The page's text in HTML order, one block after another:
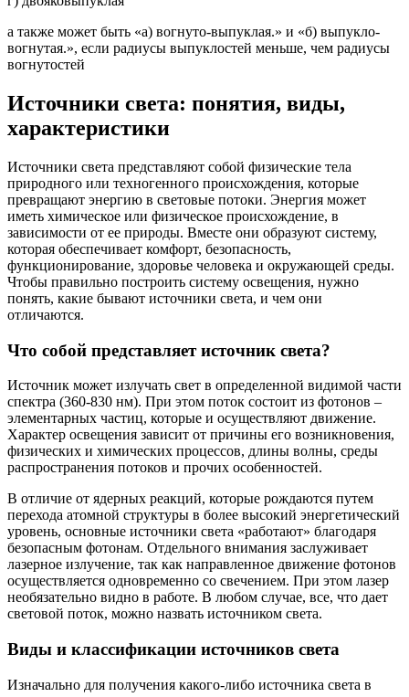
а также может быть «а) вогнуто-выпуклая.» и «б) выпукло-
вогнутая.», если радиусы выпуклостей меньше, чем радиусы
вогнутостей
Источники света: понятия, виды,
характеристики
Источники света представляют собой физические тела
природного или техногенного происхождения, которые
превращают энергию в световые потоки. Энергия может
иметь химическое или физическое происхождение, в
зависимости от ее природы. Вместе они образуют систему,
которая обеспечивает комфорт, безопасность,
функционирование, здоровье человека и окружающей среды.
Чтобы правильно построить систему освещения, нужно
понять, какие бывают источники света, и чем они
отличаются.
Что собой представляет источник света?
Источник может излучать свет в определенной видимой части
спектра (360-830 нм). При этом поток состоит из фотонов –
элементарных частиц, которые и осуществляют движение.
Характер освещения зависит от причины его возникновения,
физических и химических процессов, длины волны, среды
распространения потоков и прочих особенностей.
В отличие от ядерных реакций, которые рождаются путем
перехода атомной структуры в более высокий энергетический
уровень, основные источники света «работают» благодаря
безопасным фотонам. Отдельного внимания заслуживает
лазерное излучение, так как направленное движение фотонов
осуществляется одновременно со свечением. При этом лазер
необязательно видно в работе. В любом случае, все, что дает
световой поток, можно назвать источником света.
Виды и классификации источников света
Изначально для получения какого-либо источника света в